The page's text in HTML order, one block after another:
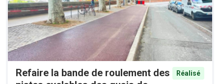
Refaire la bande de roulement des
Réalisé